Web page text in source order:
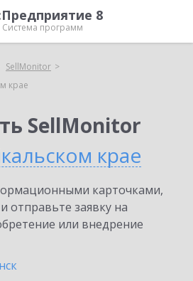
8
Система программ
SellMonitor
крае
SellMonitor
крае
карточками,
отправьте заявку на
или внедрение